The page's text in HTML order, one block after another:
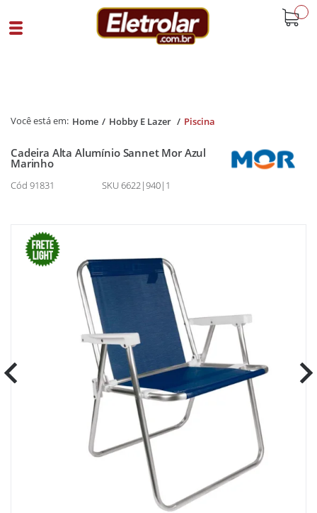
Home Hobby E Lazer Piscina
Cadeira Alta Alumínio Sannet Mor Azul
Marinho
Cód 91831 SKU 6622|940|1